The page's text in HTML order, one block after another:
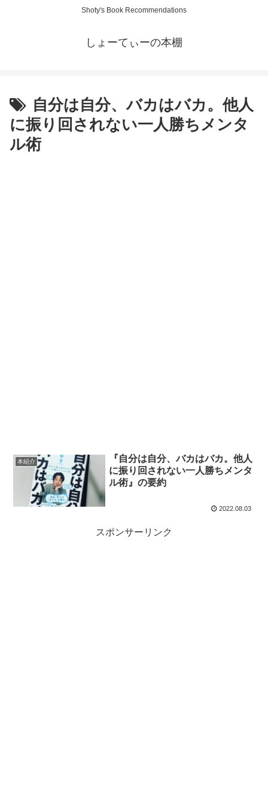
Shoty's Book Recommendations
しょーてぃーの本棚
自分は自分、バカはバカ。他人
に振り回されない一人勝ちメンタ
ル術
本紹介
『自分は自分、バカはバカ。他人
に振り回されない一人勝ちメンタ
ル術』の要約
2022.08.03
スポンサーリンク